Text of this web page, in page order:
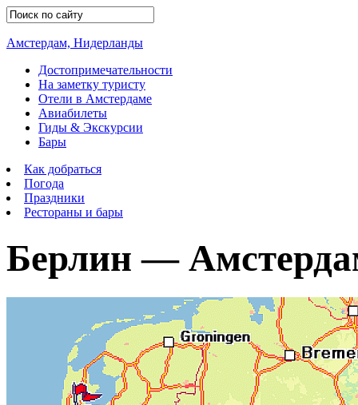
Амстердам, Нидерланды
Достопримечательности
На заметку туристу
Отели в Амстердаме
Авиабилеты
Гиды & Экскурсии
Бары
Как добраться
Погода
Праздники
Рестораны и бары
Берлин —